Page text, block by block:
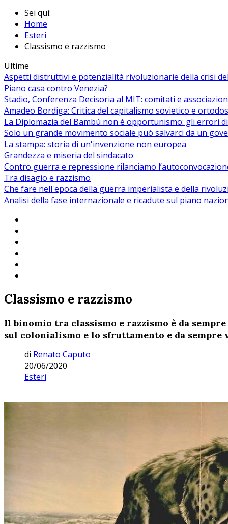
Sei qui:
Home
Esteri
Classismo e razzismo
Ultime
Aspetti distruttivi e potenzialità rivoluzionarie della crisi
Piano casa contro Venezia?
Stadio, Conferenza Decisoria al MIT: comitati e
Amadeo Bordiga: Critica del capitalismo sovietico e
La Diplomazia del Bambù non è opportunismo: gli errori
Solo un grande movimento sociale può salvarci da un
La stampa: storia di un'invenzione non europea
Grandezza e miseria del sindacato
Contro guerra e repressione rilanciamo
Tra disagio e razzismo
Che fare nell'epoca della guerra imperialista e della
Analisi della fase internazionale e ricadute sul piano
Classismo e razzismo
Il binomio tra classismo e razzismo è da
sul colonialismo e lo sfruttamento e da
di Renato Caputo
20/06/2020
Esteri